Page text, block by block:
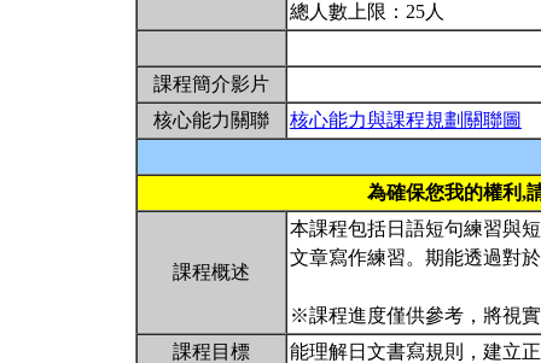
總人數上限：25人
課程簡介影片
核心能力關聯
核心能力與課程規劃關聯圖
為確保您我的權利,
課程概述
本課程包括日語短句練習與
文章寫作練習。期能透過對
※課程進度僅供參考，將視
課程目標
能理解日文書寫規則，建立